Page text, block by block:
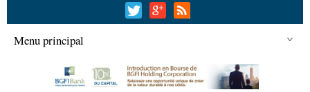
Menu principal